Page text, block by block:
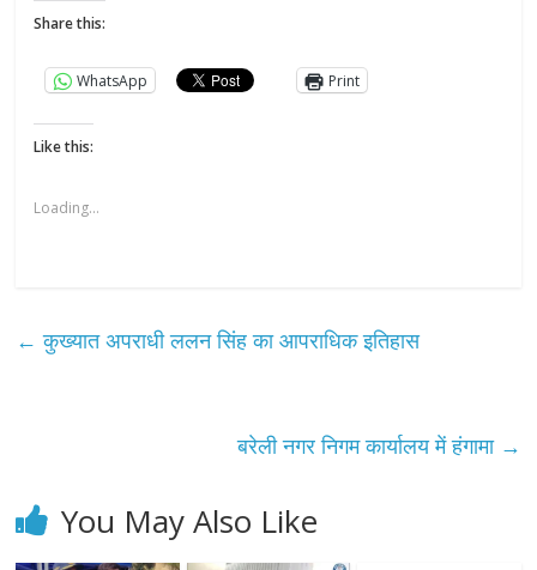
Share this:
WhatsApp Print
Like this:
Loading...
← कुख्यात अपराधी ललन सिंह का आपराधिक इतिहास
बरेली नगर निगम कार्यालय में हंगामा →
You May Also Like